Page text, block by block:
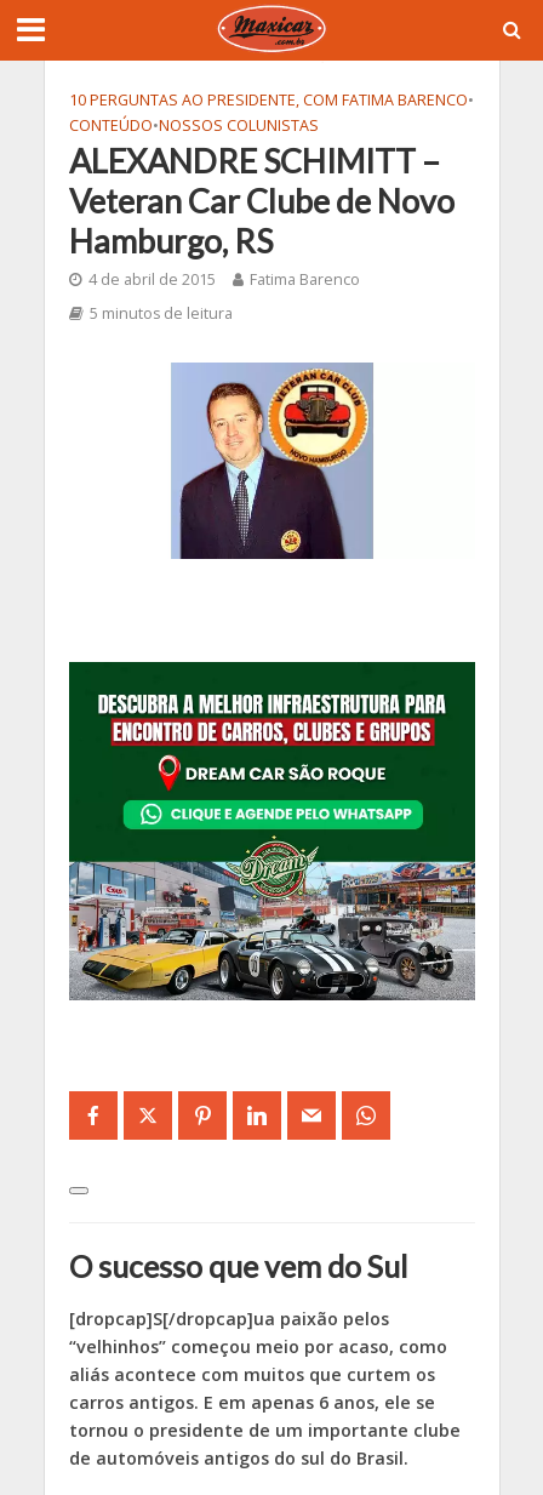
10 PERGUNTAS AO PRESIDENTE, COM FATIMA BARENCO•
CONTEÚDO•NOSSOS COLUNISTAS
ALEXANDRE SCHIMITT –
Veteran Car Clube de Novo
Hamburgo, RS
4 de abril de 2015
Fatima Barenco
5 minutos de leitura
O sucesso que vem do Sul
[dropcap]S[/dropcap]ua paixão pelos
“velhinhos” começou meio por acaso, como
aliás acontece com muitos que curtem os
carros antigos. E em apenas 6 anos, ele se
tornou o presidente de um importante clube
de automóveis antigos do sul do Brasil.